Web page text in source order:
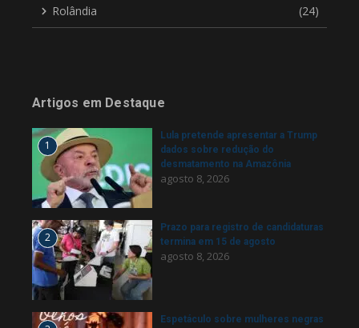
Rolândia (24)
Artigos em Destaque
1
Lula pretende apresentar a Trump
dados sobre redução do
desmatamento na Amazônia
agosto 8, 2026
2
Prazo para registro de candidaturas
termina em 15 de agosto
agosto 8, 2026
Espetáculo sobre mulheres negras